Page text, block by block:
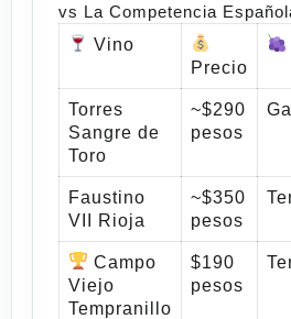
vs La Competencia
Vino
Precio
Torres
Sangre de
Toro
~$290
pesos
Faustino
VII Rioja
~$350
pesos
Campo
Viejo
Tempranillo
$190
pesos